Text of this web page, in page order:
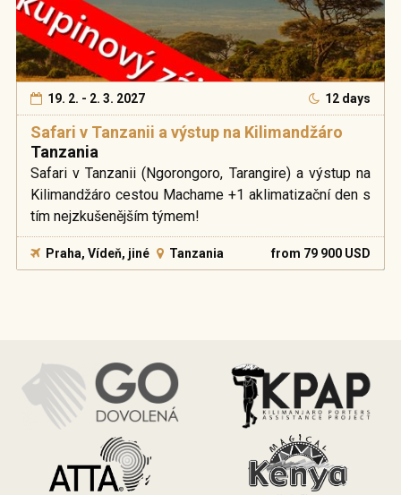
19. 2. - 2. 3. 2027 12 days
Safari v Tanzanii a výstup na Kilimandžáro
Tanzania
Safari v Tanzanii (Ngorongoro, Tarangire) a výstup na
Kilimandžáro cestou Machame +1 aklimatizační den s
tím nejzkušenějším týmem!
Praha, Vídeň, jiné Tanzania from 79 900 USD